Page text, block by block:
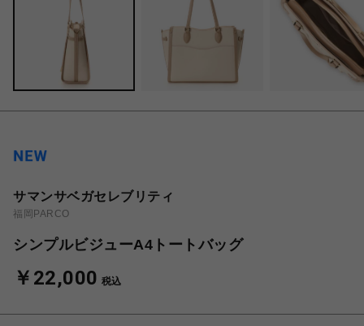
サマンサベガセレブリティ
福岡PARCO
シンプルビジューA4トートバッグ
￥22,000 税込